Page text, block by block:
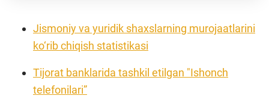
Jismoniy va yuridik shaxslarning murojaatlarini
ko‘rib chiqish statistikasi
Tijorat banklarida tashkil etilgan "Ishonch
telefonilari”